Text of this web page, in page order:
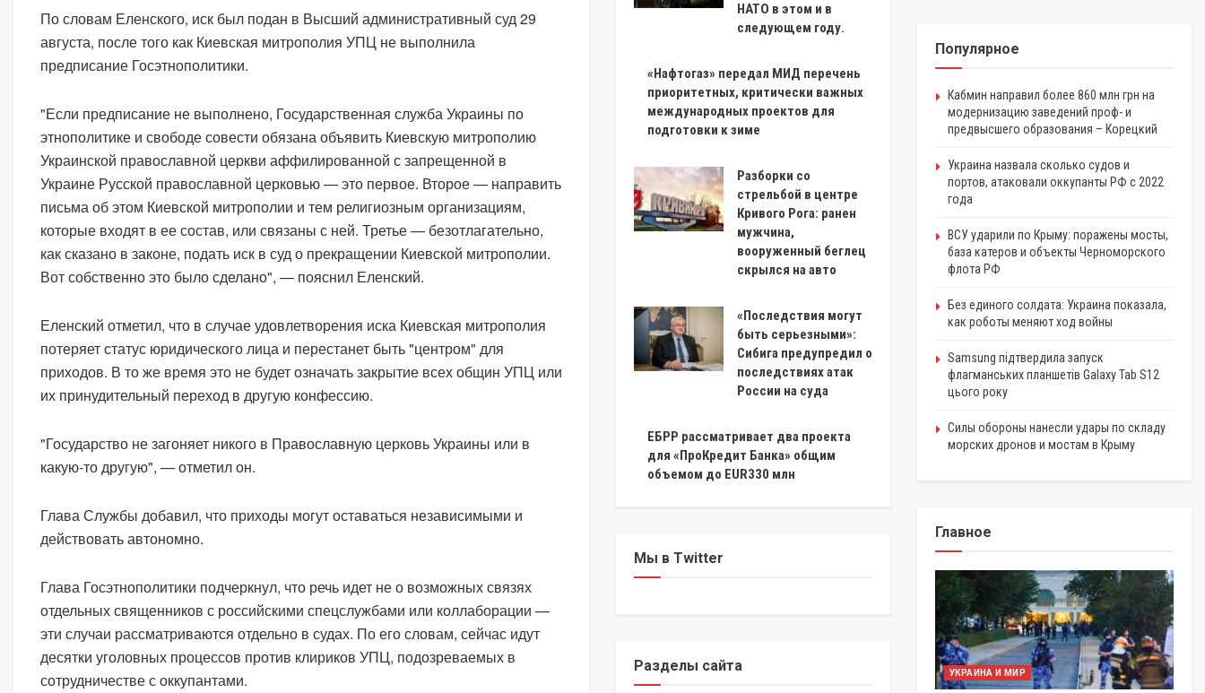
По словам Еленского, иск был подан в Высший административный суд 29
августа, после того как Киевская митрополия УПЦ не выполнила
предписание Госэтнополитики.
"Если предписание не выполнено, Государственная служба Украины по
этнополитике и свободе совести обязана объявить Киевскую митрополию
Украинской православной церкви аффилированной с запрещенной в
Украине Русской православной церковью — это первое. Второе — направить
письма об этом Киевской митрополии и тем религиозным организациям,
которые входят в ее состав, или связаны с ней. Третье — безотлагательно,
как сказано в законе, подать иск в суд о прекращении Киевской митрополии.
Вот собственно это было сделано", — пояснил Еленский.
Еленский отметил, что в случае удовлетворения иска Киевская митрополия
потеряет статус юридического лица и перестанет быть "центром" для
приходов. В то же время это не будет означать закрытие всех общин УПЦ или
их принудительный переход в другую конфессию.
"Государство не загоняет никого в Православную церковь Украины или в
какую-то другую", — отметил он.
Глава Службы добавил, что приходы могут оставаться независимыми и
действовать автономно.
Глава Госэтнополитики подчеркнул, что речь идет не о возможных связях
отдельных священников с российскими спецслужбами или коллаборации —
эти случаи рассматриваются отдельно в судах. По его словам, сейчас идут
десятки уголовных процессов против клириков УПЦ, подозреваемых в
сотрудничестве с оккупантами.
НАТО в этом и в
следующем году.
«Нафтогаз» передал МИД перечень
приоритетных, критически важных
международных проектов для
подготовки к зиме
Разборки со
стрельбой в центре
Кривого Рога: ранен
мужчина,
вооруженный беглец
скрылся на авто
«Последствия могут
быть серьезными»:
Сибига предупредил о
последствиях атак
России на суда
ЕБРР рассматривает два проекта
для «ПроКредит Банка» общим
объемом до EUR330 млн
Мы в Twitter
Разделы сайта
Популярное
Кабмин направил более 860 млн грн на
модернизацию заведений проф- и
предвысшего образования – Корецкий
Украина назвала сколько судов и
портов, атаковали оккупанты РФ с 2022
года
ВСУ ударили по Крыму: поражены мосты,
база катеров и объекты Черноморского
флота РФ
Без единого солдата: Украина показала,
как роботы меняют ход войны
Samsung підтвердила запуск
флагманських планшетів Galaxy Tab S12
цього року
Силы обороны нанесли удары по складу
морских дронов и мостам в Крыму
Главное
УКРАИНА И МИР